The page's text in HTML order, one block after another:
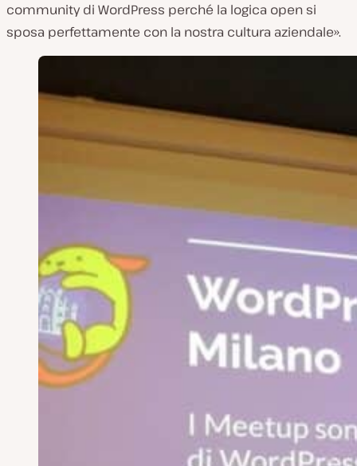
community di WordPress perché la logica open si
sposa perfettamente con la nostra cultura aziendale».